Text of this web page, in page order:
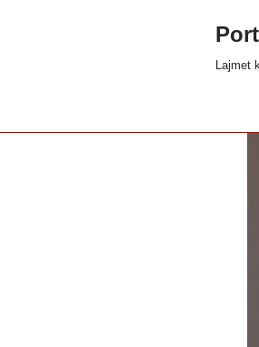
Lajmet